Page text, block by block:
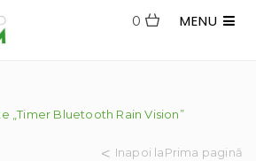
MENU
0
„timer Bluetooth Rain Vision”
Inapoi laPrima pagină